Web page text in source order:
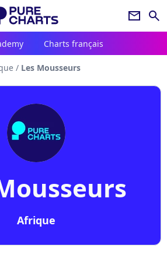
newsletter search
Charts français
/ Les Mousseurs
Afrique